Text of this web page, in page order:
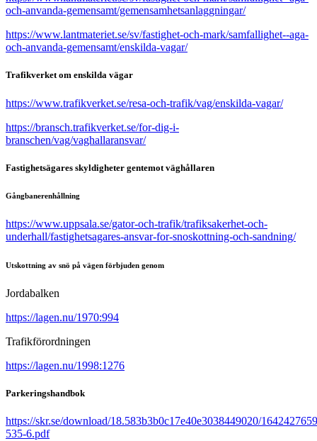
och-anvanda-gemensamt/gemensamhetsanlaggningar/
https://www.lantmateriet.se/sv/fastighet-och-mark/samfallighet--aga-
och-anvanda-gemensamt/enskilda-vagar/
Trafikverket om enskilda vägar
https://www.trafikverket.se/resa-och-trafik/vag/enskilda-vagar/
https://bransch.trafikverket.se/for-dig-i-
branschen/vag/vaghallaransvar/
Fastighetsägares skyldigheter gentemot väghållaren
Gångbanerenhållning
https://www.uppsala.se/gator-och-trafik/trafiksakerhet-och-
underhall/fastighetsagares-ansvar-for-snoskottning-och-sandning/
Utskottning av snö på vägen förbjuden genom
Jordabalken
https://lagen.nu/1970:994
Trafikförordningen
https://lagen.nu/1998:1276
Parkeringshandbok
https://skr.se/download/18.583b3b0c17e40e3038449020/
535-6.pdf